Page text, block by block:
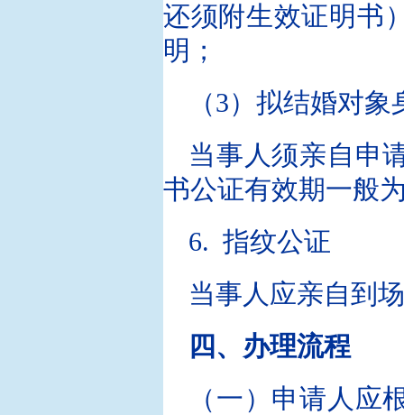
还须附生效证明书
明；
（3）拟结婚对
当事人须亲自申
书公证有效期一般
6. 指纹公证
当事人应亲自到
四、办理流程
（一）申请人